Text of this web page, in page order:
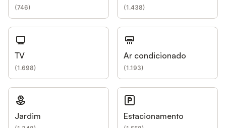
(746) (1.438)
TV
(1.698)
Ar condicionado
(1.193)
Jardim Estacionamento